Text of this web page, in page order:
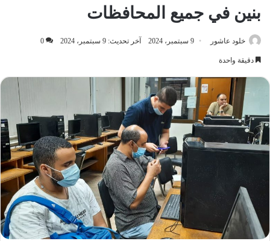
بنين في جميع المحافظات
خلود عاشور 9 سبتمبر، 2024 آخر تحديث: 9 سبتمبر، 2024 0
دقيقة واحدة